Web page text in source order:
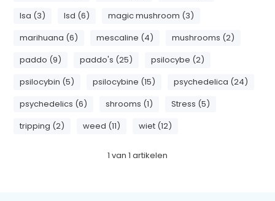
lsa (3)
lsd (6)
magic mushroom (3)
marihuana (6)
mescaline (4)
mushrooms (2)
paddo (9)
paddo's (25)
psilocybe (2)
psilocybin (5)
psilocybine (15)
psychedelica (24)
psychedelics (6)
shrooms (1)
Stress (5)
tripping (2)
weed (11) wiet (12)
1 van 1 artikelen